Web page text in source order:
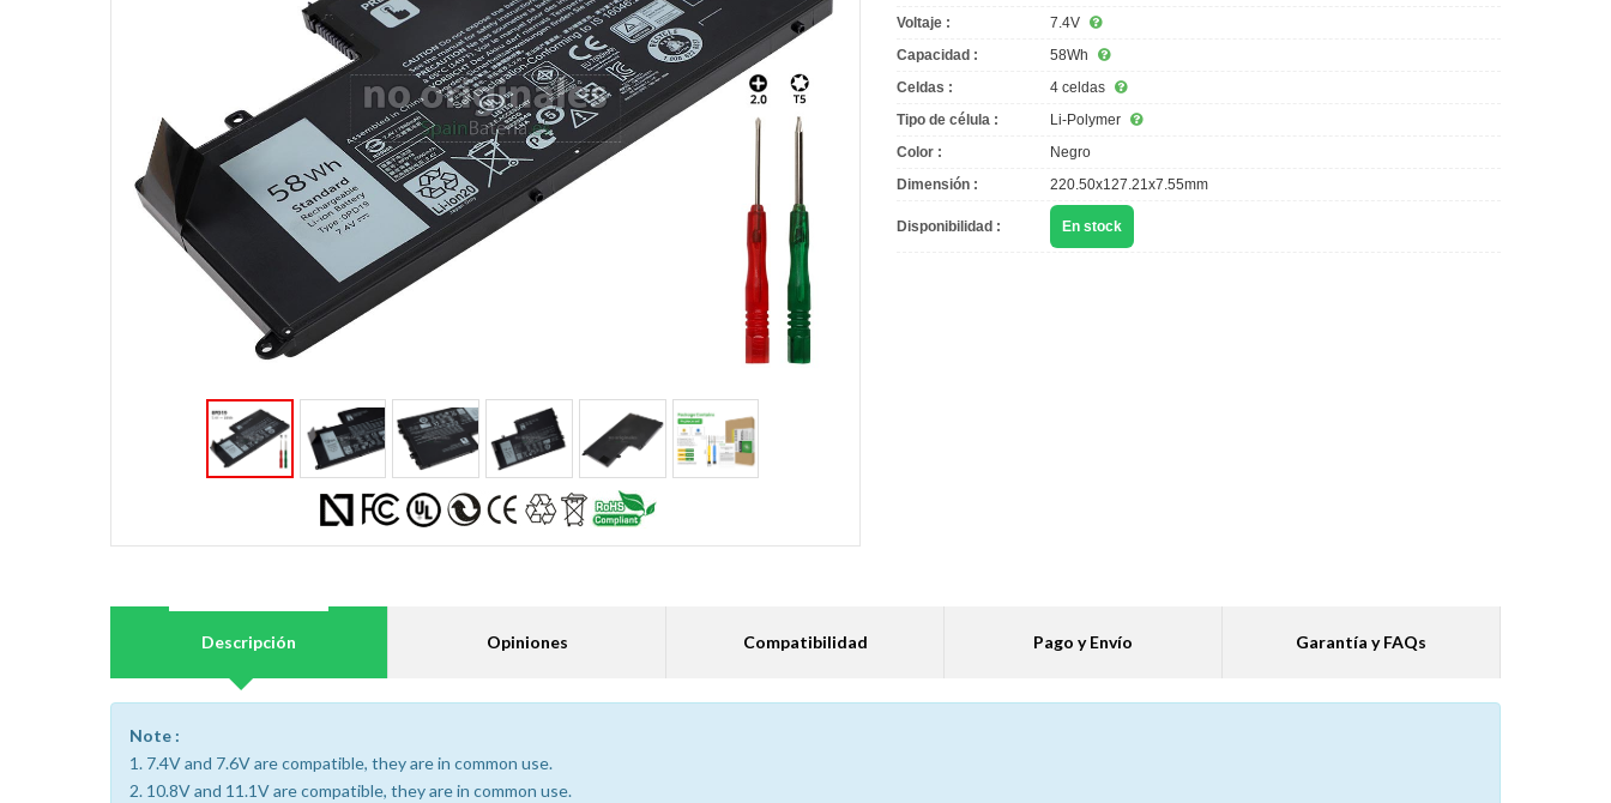
Voltaje :
7.4V
Capacidad :
58Wh
Celdas :
4 celdas
Tipo de célula :
Li-Polymer
Color :
Negro
Dimensión :
220.50x127.21x7.55mm
Disponibilidad : En stock
Descripción Opiniones Compatibilidad Pago y Envío Garantía y FAQs
Note :
1. 7.4V and 7.6V are compatible, they are in common use.
2. 10.8V and 11.1V are compatible, they are in common use.